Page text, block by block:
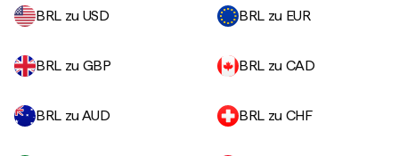
BRL zu USD
BRL zu EUR
BRL zu GBP BRL zu CAD
BRL zu AUD BRL zu CHF